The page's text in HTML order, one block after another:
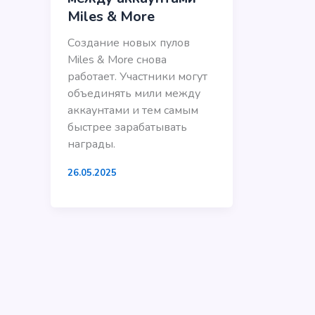
Miles & More
Создание новых пулов
Miles & More снова
работает. Участники могут
объединять мили между
аккаунтами и тем самым
быстрее зарабатывать
награды.
26.05.2025